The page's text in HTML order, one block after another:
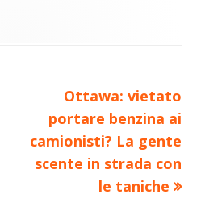
Nuovo
articolo:
Ottawa: vietato
portare benzina ai
camionisti? La gente
scente in strada con
le taniche